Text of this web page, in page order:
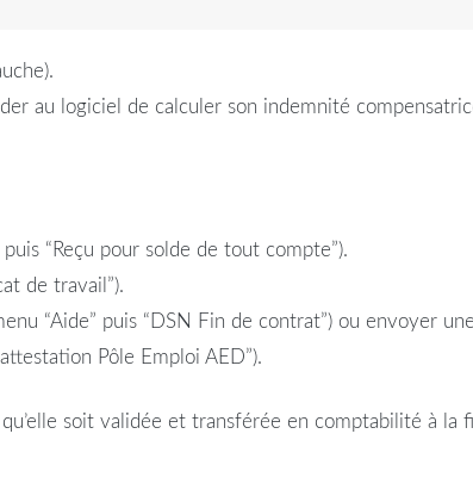
au logiciel de calculer son indemnité
“Reçu pour solde de tout compte”).
de travail”).
“Aide” puis “DSN Fin de contrat”) ou envoyer
Pôle Emploi AED”).
soit validée et transférée en comptabilité à la